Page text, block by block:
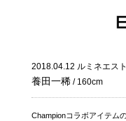
2018.04.12 ルミネエス
養田一稀 / 160cm
Championコラボアイテム